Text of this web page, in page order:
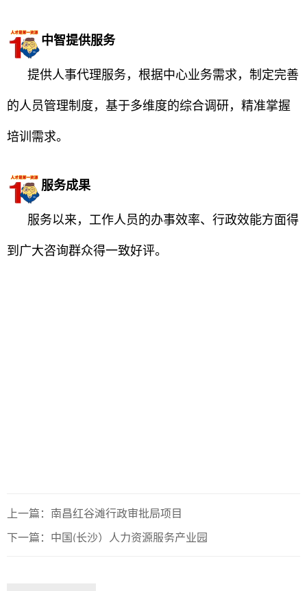
中智提供服务
提供人事代理服务，根据中心业务需求，制定完善
的人员管理制度，基于多维度的综合调研，精准掌握
培训需求。
服务成果
服务以来，工作人员的办事效率、行政效能方面得
到广大咨询群众得一致好评。
上一篇：南昌红谷滩行政审批局项目
下一篇：中国(长沙）人力资源服务产业园